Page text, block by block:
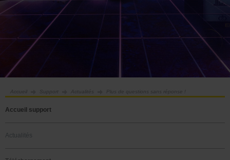
Support Actualités Plus de questions sans réponse !
Accueil support
Actualités